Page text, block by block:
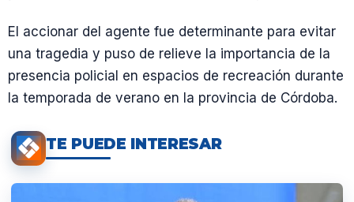
El accionar del agente fue determinante para evitar
una tragedia y puso de relieve la importancia de la
presencia policial en espacios de recreación durante
la temporada de verano en la provincia de Córdoba.
TE PUEDE INTERESAR